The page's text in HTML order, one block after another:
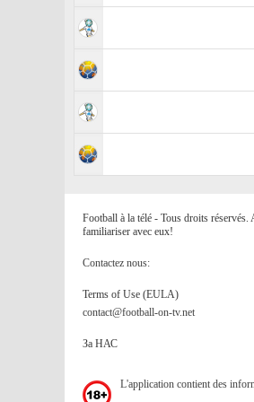
Football à la télé - Tous droits
familiariser avec eux!
Contactez nous:
Terms of Use (EULA)
contact@football-on-tv.net
За НАС
L'application contient des